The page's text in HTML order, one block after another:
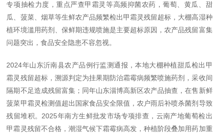
专项抽检力度，重点严查甲霜灵等高频抑菌农药，葡萄、黄瓜、甜
瓜、菠菜、烟草等生鲜农产品频繁检出甲霜灵残留超标，大棚高湿种
植环境滥用药剂、保鲜期违规喷施是主要超标原因，农产品残留富集
问题突出，食品安全隐患不容忽视。
2024年山东沂南县农产品例行监测通报，本地大棚种植甜瓜检出甲
霜灵残留超标，溯源判定为挂果期防治霜霉病频繁喷施药剂，采收间
隔期不足造成残留富集；同年山东淄博高新区农产品抽查，在售新鲜
菠菜甲霜灵检测值超出国家食品安全限值，农户雨后补喷杀菌剂导致
残留堆积。2025年南方生鲜批发市场专项排查，云南产地葡萄检出
甲霜灵残留不合格，潮湿气候下霜霉病高发，种植阶段叠加用药加重